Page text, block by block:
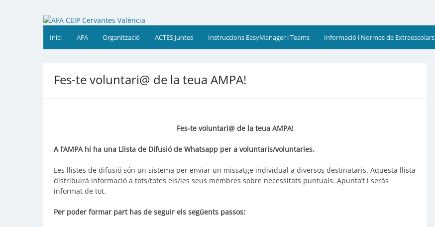
AFA CEIP Cervantes València
AFA CEIP Cervantes València
Inici AFA Organització ACTES Juntes Instruccions EasyManager i Teams Informació i Normes de Extraescolars
Fes-te voluntari@ de la teua AMPA!
Fes-te voluntari@ de la teua AMPA!
A l’AMPA hi ha una Llista de Difusió de Whatsapp per a voluntaris/voluntaries.
Les llistes de difusió són un sistema per enviar un missatge individual a diversos destinataris. Aquesta llista
distribuirà informació a tots/totes els/les seus membres sobre necessitats puntuals. Apunta’t i seràs
informat de tot.
Per poder formar part has de seguir els següents passos: